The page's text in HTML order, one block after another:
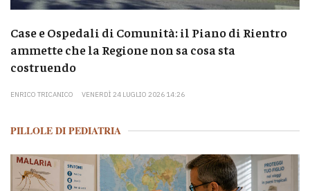
Case e Ospedali di Comunità: il Piano di Rientro
ammette che la Regione non sa cosa sta
costruendo
ENRICO TRICANICO VENERDÌ 24 LUGLIO 2026 14:26
PILLOLE DI PEDIATRIA